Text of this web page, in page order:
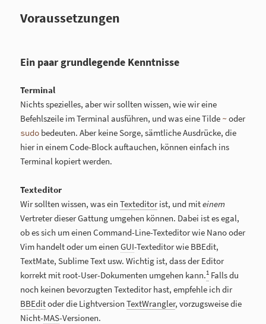
Voraussetzungen
Ein paar grundlegende Kenntnisse
Terminal
Nichts spezielles, aber wir sollten wissen, wie wir eine
Befehlszeile im Terminal ausführen, und was eine Tilde ~oder
sudo bedeuten. Aber keine Sorge, sämtliche Ausdrücke, die
hier in einem Code-Block auftauchen, können einfach ins
Terminal kopiert werden.
Texteditor
Wir sollten wissen, was einTexteditorist, und miteinem
Vertreter dieser Gattung umgehen können. Dabei ist es egal,
ob es sich um einen Command-Line-Texteditor wie Nano oder
Vim handelt oder um einenGUI-Texteditor wie BBEdit,
TextMate, Sublime Text usw. Wichtig ist, dass der Editor
korrekt mit root-User-Dokumenten umgehen kann.1 Falls du
noch keinen bevorzugten Texteditor hast, empfehle ich dir
BBEditoder die LightversionTextWrangler, vorzugsweise die
Nicht-MAS-Versionen.